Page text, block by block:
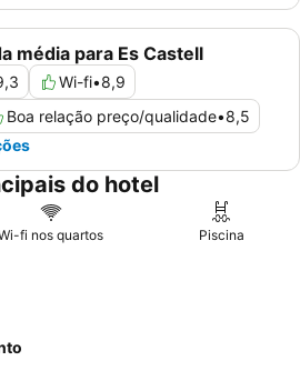
média para Es Castell
Wi-fi•8,9
Boa relação preço/qualidade•8,5
do hotel
fi nos quartos Piscina